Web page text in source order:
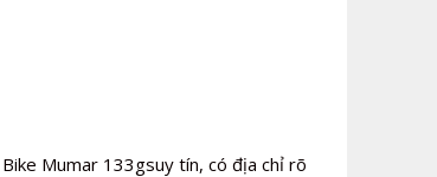
Mumar 133gsuy tín, có địa chỉ rõ